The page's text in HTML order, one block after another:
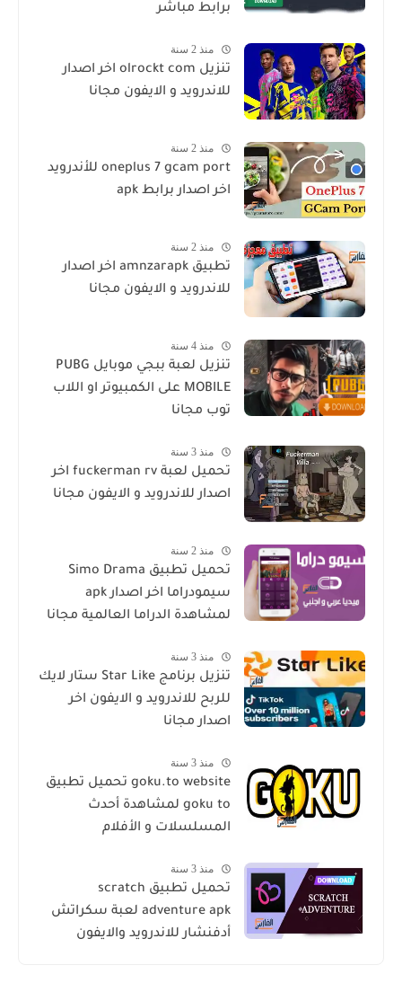
برابط مباشر
منذ 2 سنة
تنزيل olrockt com اخر اصدار
للاندرويد و الايفون مجانا
منذ 2 سنة
oneplus 7 gcam port للأندرويد
اخر اصدار برابط apk
منذ 2 سنة
تطبيق amnzarapk اخر اصدار
للاندرويد و الايفون مجانا
منذ 4 سنة
تنزيل لعبة ببجي موبايل PUBG
MOBILE على الكمبيوتر او اللاب
توب مجانا
منذ 3 سنة
تحميل لعبة fuckerman rv اخر
اصدار للاندرويد و الايفون مجانا
منذ 2 سنة
تحميل تطبيق Simo Drama
سيمودراما اخر اصدار apk
لمشاهدة الدراما العالمية مجانا
منذ 3 سنة
تنزيل برنامج Star Like ستار لايك
للربح للاندرويد و الايفون اخر
اصدار مجانا
منذ 3 سنة
goku.to website تحميل تطبيق
goku to لمشاهدة أحدث
المسلسلات و الأفلام
منذ 3 سنة
تحميل تطبيق scratch
adventure apk لعبة سكراتش
أدفنشار للاندرويد والايفون